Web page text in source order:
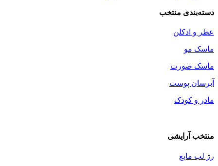
دسته‌بندی منتخب
عطر و ادکلن
ماسک مو
ماسک صورت
آبرسان پوست
مادر و کودک
منتخب آرایشی
رژ لب مایع